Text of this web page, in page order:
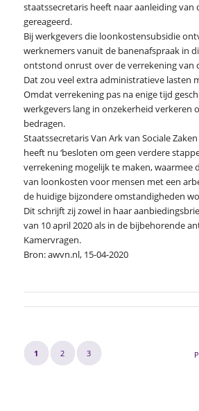
staatssecretaris heeft naar aanleiding
gereageerd.
Bij werkgevers die loonkostensubsidie
werknemers vanuit de banenafspraak in
ontstond onrust over de verrekening van
Dat zou veel extra administratieve lasten
Omdat verrekening pas na enige tijd
werkgevers lang in onzekerheid verkeren
bedragen.
Staatssecretaris Van Ark van Sociale
heeft nu ‘besloten om geen verdere
verrekening mogelijk te maken, waarmee
van loonkosten voor mensen met een
de huidige bijzondere omstandigheden
Dit schrijft zij zowel in haar
van 10 april 2020 als in de bijbehorende
Kamervragen.
Bron: awvn.nl, 15-04-2020
1 2 3